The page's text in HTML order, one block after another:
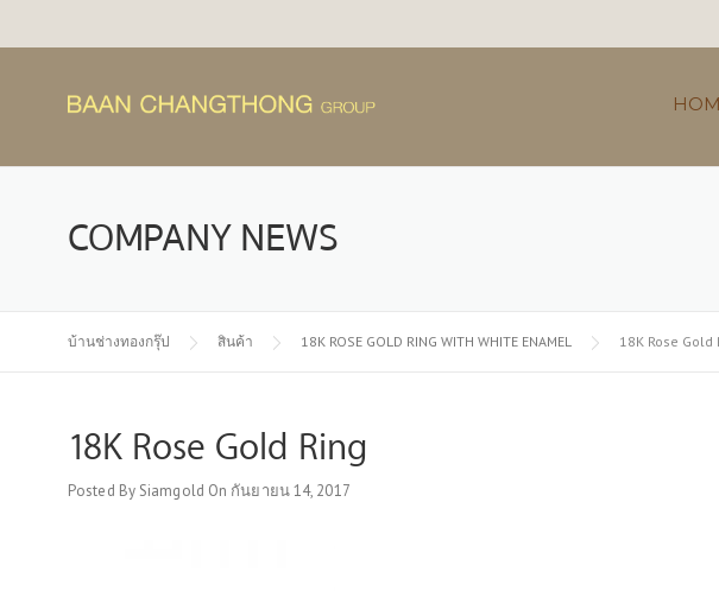
COMPANY NEWS
บ้านช่างทองกรุ๊ป สินค้า 18K ROSE GOLD RING WITH WHITE ENAMEL 18K Rose Gold
18K Rose Gold Ring
Posted By Siamgold On กันยายน 14, 2017